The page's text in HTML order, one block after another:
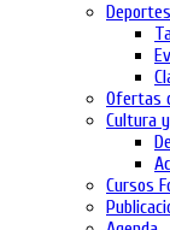
Deportes
Ofertas
Cultura
Cursos